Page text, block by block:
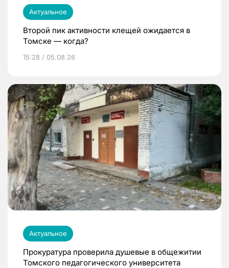
Актуальное
Второй пик активности клещей ожидается в
Томске — когда?
15:28 / 05.08.26
Актуальное
Прокуратура проверила душевые в общежитии
Томского педагогического университета